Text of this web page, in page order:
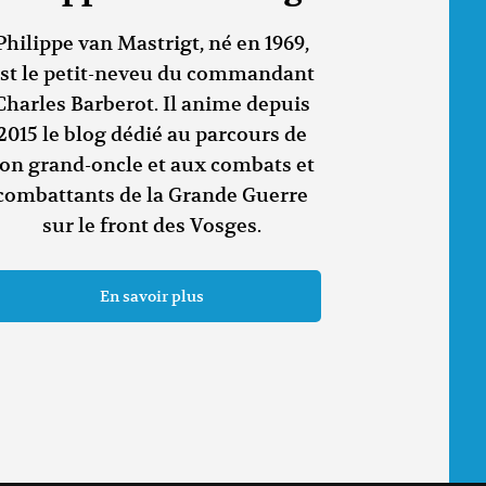
van Mastrigt, né en 1969,
le petit-neveu du commandant
Barberot. Il anime depuis
le blog dédié au parcours de
grand-oncle et aux combats et
de la Grande Guerre
sur le front des Vosges.
En savoir plus